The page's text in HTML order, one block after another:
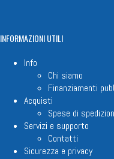
INFORMAZIONIUTILI
Info
Chi siamo
Finanziamenti
Acquisti
Spese di
Servizi e supporto
Contatti
Sicurezza e privacy